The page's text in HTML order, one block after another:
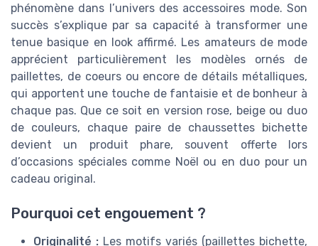
phénomène dans l’univers des accessoires mode. Son
succès s’explique par sa capacité à transformer une
tenue basique en look affirmé. Les amateurs de mode
apprécient particulièrement les modèles ornés de
paillettes, de coeurs ou encore de détails métalliques,
qui apportent une touche de fantaisie et de bonheur à
chaque pas. Que ce soit en version rose, beige ou duo
de couleurs, chaque paire de chaussettes bichette
devient un produit phare, souvent offerte lors
d’occasions spéciales comme Noël ou en duo pour un
cadeau original.
Pourquoi cet engouement ?
Originalité : Les motifs variés (paillettes bichette,